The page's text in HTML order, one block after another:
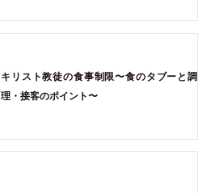
キリスト教徒の食事制限〜食のタブーと調
理・接客のポイント〜